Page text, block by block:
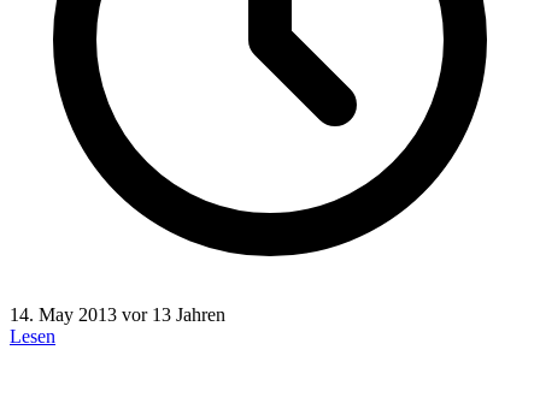
14. May 2013 vor 13 Jahren
Lesen